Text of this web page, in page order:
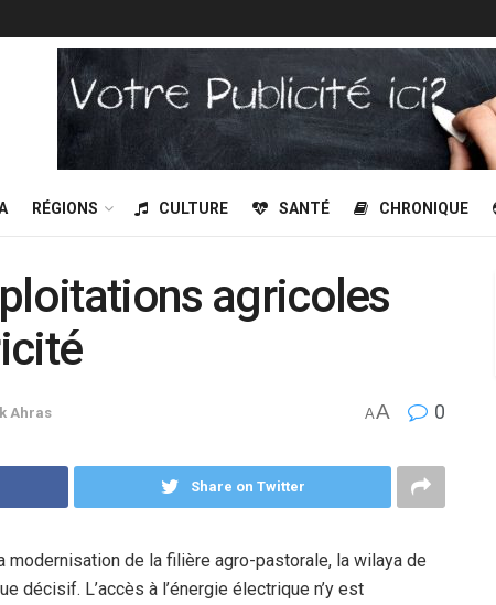
RÉGIONS CULTURE SANTÉ CHRONIQUE
agricoles
Ahras AA 0
Share on Twitter
de la filière agro-pastorale, la wilaya de
décisif. L’accès à l’énergie électrique n’y est